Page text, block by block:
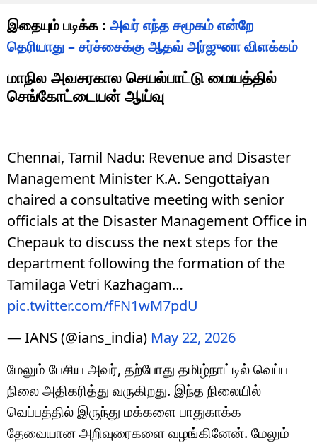
இதையும் படிக்க : அவர் எந்த சமூகம் என்றே
தெரியாது – சர்ச்சைக்கு ஆதவ் அர்ஜுனா விளக்கம்
மாநில அவசரகால செயல்பாட்டு மையத்தில்
செங்கோட்டையன் ஆய்வு
Chennai, Tamil Nadu: Revenue and Disaster
Management Minister K.A. Sengottaiyan
chaired a consultative meeting with senior
officials at the Disaster Management Office in
Chepauk to discuss the next steps for the
department following the formation of the
Tamilaga Vetri Kazhagam…
pic.twitter.com/fFN1wM7pdU
— IANS (@ians_india) May 22, 2026
மேலும் பேசிய அவர், தற்போது தமிழ்நாட்டில் வெப்ப
நிலை அதிகரித்து வருகிறது. இந்த நிலையில்
வெப்பத்தில் இருந்து மக்களை பாதுகாக்க
தேவையான அறிவுரைகளை வழங்கினேன். மேலும்